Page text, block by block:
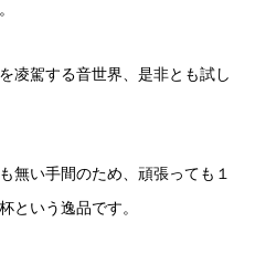
凌駕する音世界、是非とも試し
無い手間のため、頑張っても１
という逸品です。